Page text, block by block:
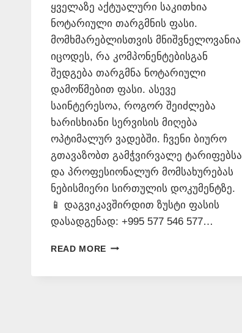
ყველაზე აქტუალური საკითხია
ნოტარიული თარგმნის ფასი.
მომხმარებლისთვის მნიშვნელოვანია
იცოდეს, რა კომპონენტებისგან
შედგება თარგმნა ნოტარიული
დამოწმებით ფასი. ასევე
საინტერესოა, როგორ შეიძლება
ხარისხიანი სერვისის მიღება
ოპტიმალურ ვადებში. ჩვენი ბიურო
გთავაზობთ გამჭვირვალე ტარიფებსა
და პროფესიონალურ მომსახურებას
ნებისმიერი სირთულის დოკუმენტზე.
📱 დაგვიკავშირდით ზუსტი ფასის
დასადგენად: +995 577 546 577…
READ MORE ᲜᲝᲢᲐᲠᲘᲣᲚᲘ